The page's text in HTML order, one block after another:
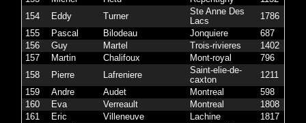
154
Eddy Turner
Ste Anne Des
Lacs
1786
155
Pascal Bilodeau Jonquiere 687
156
Guy Martel Trois-rivieres 1402
157
Martin Chalifoux Mont-royal 796
158
Pierre Lafreniere
Saint-elie-de-
caxton
1211
159
Andre Audet Montreal 598
160
Eva Verreault Montreal 1808
161
Eric Villeneuve Lachine 1817